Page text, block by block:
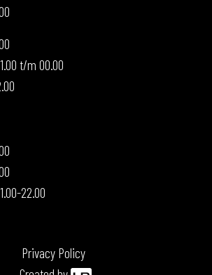
t/m 00.00
22.00
Privacy Policy